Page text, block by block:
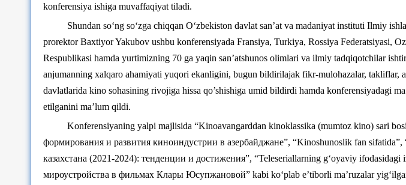
konferensiya ishiga muvaffaqiyat tiladi.
Shundan so‘ng so‘zga chiqqan O‘zbеkiston davlat san’at va madaniyat instituti Ilmiy
prorektor Baxtiyor Yakubov ushbu konferensiyada Fransiya, Turkiya, Rossiya Federatsiyasi,
Respublikasi hamda yurtimizning 70 ga yaqin san’atshunos olimlari va ilmiy tadqiqotchilar
anjumanning xalqaro ahamiyati yuqori ekanligini, bugun bildirilajak fikr-mulohazalar, takliflar,
davlatlarida kino sohasining rivojiga hissa qo’shishiga umid bildirdi hamda konferensiyadagi
etilganini ma’lum qildi.
Konferensiyaning yalpi majlisida “Kinoavangarddan kinoklassika (mumtoz kino) sari
формирования и развития киноиндустрии в азербайджане”, “Kinoshunoslik fan
казахстана (2021-2024): тенденции и достижения”, “Teleseriallarning g‘oyaviy
мироустройства в фильмах Клары Юсупжановой” kabi ko‘plab e’tiborli ma’ruzalar